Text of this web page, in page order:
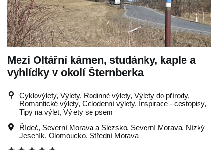
Mezi Oltářní kámen, studánky, kaple a
vyhlídky v okolí Šternberka
Cyklovýlety, Výlety, Rodinné výlety, Výlety do přírody,
Romantické výlety, Celodenní výlety, Inspirace - cestopisy,
Tipy na výlet, Výlety se psem
Řídeč, Severní Morava a Slezsko, Severní Morava, Nízký
Jeseník, Olomoucko, Střední Morava